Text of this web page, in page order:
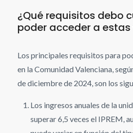
¿Qué requisitos debo
poder acceder a
Los principales requisitos para
en la Comunidad Valenciana,
de diciembre de 2024, son los
Los ingresos anuales de la
superar 6,5 veces el IPREM,